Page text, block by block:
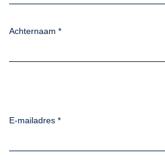
Achternaam *
E-mailadres *